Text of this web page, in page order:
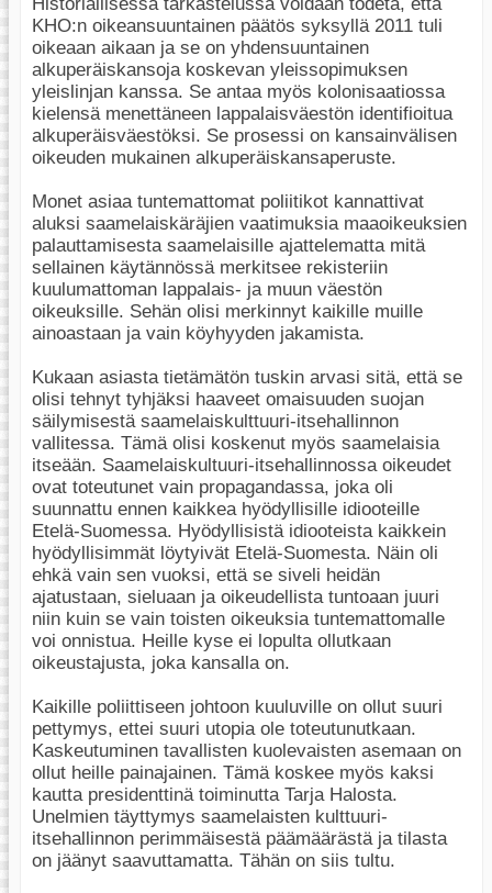
KHO:n oikeansuuntainen päätös syksyllä 2011 tuli
oikeaan aikaan ja se on yhdensuuntainen
alkuperäiskansoja koskevan yleissopimuksen
yleislinjan kanssa. Se antaa myös kolonisaatiossa
kielensä menettäneen lappalaisväestön identifioitua
alkuperäisväestöksi. Se prosessi on kansainvälisen
oikeuden mukainen alkuperäiskansaperuste.
Monet asiaa tuntemattomat poliitikot kannattivat
aluksi saamelaiskäräjien vaatimuksia maaoikeuksien
palauttamisesta saamelaisille ajattelematta mitä
sellainen käytännössä merkitsee rekisteriin
kuulumattoman lappalais- ja muun väestön
oikeuksille. Sehän olisi merkinnyt kaikille muille
ainoastaan ja vain köyhyyden jakamista.
Kukaan asiasta tietämätön tuskin arvasi sitä, että se
olisi tehnyt tyhjäksi haaveet omaisuuden suojan
säilymisestä saamelaiskulttuuri-itsehallinnon
vallitessa. Tämä olisi koskenut myös saamelaisia
itseään. Saamelaiskultuuri-itsehallinnossa oikeudet
ovat toteutunet vain propagandassa, joka oli
suunnattu ennen kaikkea hyödyllisille idiooteille
Etelä-Suomessa. Hyödyllisistä idiooteista kaikkein
hyödyllisimmät löytyivät Etelä-Suomesta. Näin oli
ehkä vain sen vuoksi, että se siveli heidän
ajatustaan, sieluaan ja oikeudellista tuntoaan juuri
niin kuin se vain toisten oikeuksia tuntemattomalle
voi onnistua. Heille kyse ei lopulta ollutkaan
oikeustajusta, joka kansalla on.
Kaikille poliittiseen johtoon kuuluville on ollut suuri
pettymys, ettei suuri utopia ole toteutunutkaan.
Kaskeutuminen tavallisten kuolevaisten asemaan on
ollut heille painajainen. Tämä koskee myös kaksi
kautta presidenttinä toiminutta Tarja Halosta.
Unelmien täyttymys saamelaisten kulttuuri-
itsehallinnon perimmäisestä päämäärästä ja tilasta
on jäänyt saavuttamatta. Tähän on siis tultu.